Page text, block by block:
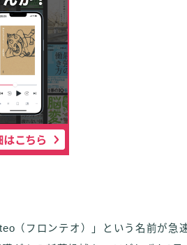
（フロンテオ）」という名前が急